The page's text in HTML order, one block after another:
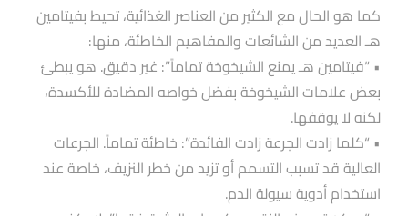
كما هو الحال مع الكثير من العناصر الغذائية، تحيط بفيتامين
هـ العديد من الشائعات والمفاهيم الخاطئة، منها:
• “فيتامين هـ يمنع الشيخوخة تماماََ”: غير دقيق. هو يبطئ
بعض علامات الشيخوخة بفضل خواصه المضادة للأكسدة،
لكنه لا يوقفها.
• “كلما زادت الجرعة زادت الفائدة”: خاطئة تماماََ. الجرعات
العالية قد تسبب التسمم أو تزيد من خطر النزيف، خاصة عند
استخدام أدوية سيولة الدم.